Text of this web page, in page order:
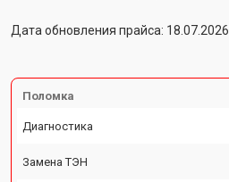
Дата обновления прайса: 18.07.2026
Поломка
Диагностика
Замена ТЭН